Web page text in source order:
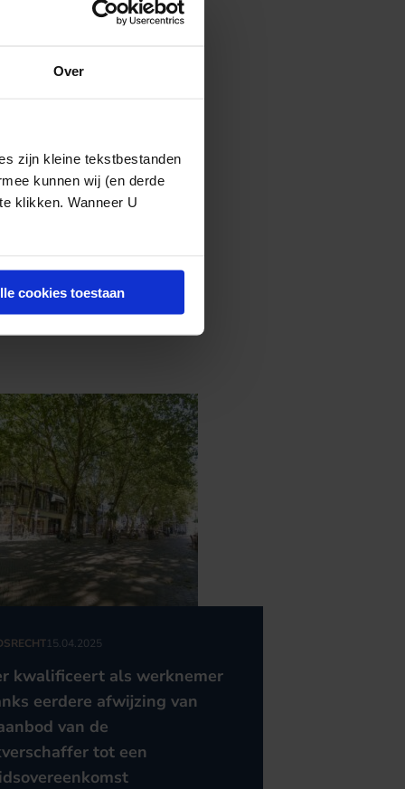
Over
zijn kleine tekstbestanden
kunnen wij (en derde
klikken. Wanneer U
cookies toestaan
15.04.2025
kwalificeert als werknemer
eerdere afwijzing van
van de
tot een